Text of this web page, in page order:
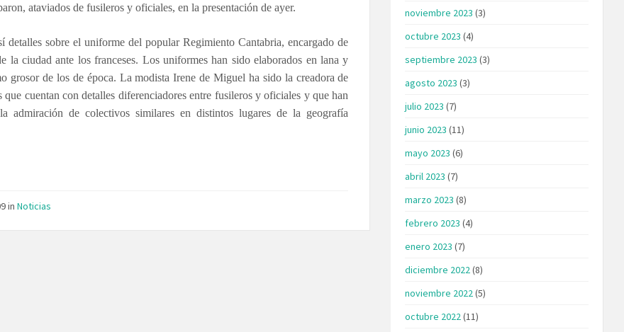
ataviados de fusileros y oficiales, en la presentación de ayer.
detalles sobre el uniforme del popular Regimiento Cantabria, encargado de
la ciudad ante los franceses. Los uniformes han sido elaborados en lana y
grosor de los de época. La modista Irene de Miguel ha sido la creadora de
que cuentan con detalles diferenciadores entre fusileros y oficiales y que han
la admiración de colectivos similares en distintos lugares de la geografía
inNoticias
noviembre 2023 (3)
octubre 2023 (4)
septiembre 2023 (3)
agosto 2023 (3)
julio 2023 (7)
junio 2023 (11)
mayo 2023 (6)
abril 2023 (7)
marzo 2023 (8)
febrero 2023 (4)
enero 2023 (7)
diciembre 2022 (8)
noviembre 2022 (5)
octubre 2022 (11)